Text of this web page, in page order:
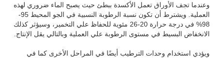
وعندما تجف الأوراق تعمل الأكسدة ببطئ حيث يصبح الماء ضروري لهذه
العملية. ويشترط أن تكون نسبة الرطوبة النسبية في الجو المحيط 95-
98% في درجة حرارة 20-26 مئوية للحفاظ علي التخمير، وسيؤثر كذلك
الانخفاض البسيط في مستوى الرطوبة علي العملية وبالتالي يقل الإنتاج.
ويؤدي استخدام وحدات الترطيب أيضًا في المراحل الأخرى كما في